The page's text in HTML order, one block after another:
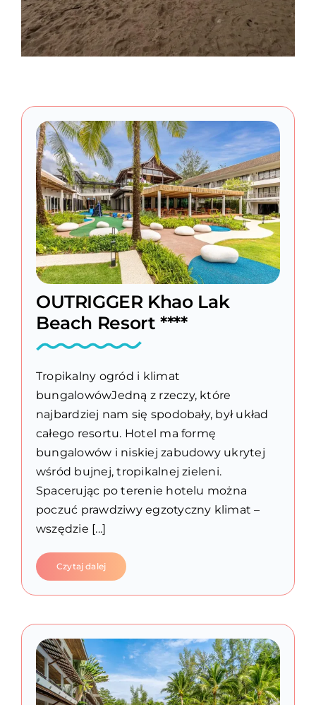
OUTRIGGER Khao Lak
Beach Resort ****
Tropikalny ogród i klimat
bungalowówJedną z rzeczy, które
najbardziej nam się spodobały, był układ
całego resortu. Hotel ma formę
bungalowów i niskiej zabudowy ukrytej
wśród bujnej, tropikalnej zieleni.
Spacerując po terenie hotelu można
poczuć prawdziwy egzotyczny klimat –
wszędzie [...]
Czytaj dalej